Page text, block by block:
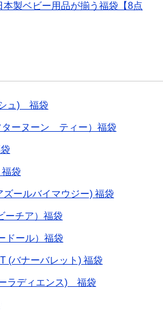
製ベビー用品が揃う福袋【8点
ュ) 福袋
ターヌーン ティー）福袋
袋
ズールバイマウジー) 福袋
ーチア）福袋
ドール）福袋
(バナーバレット) 福袋
ラディエンス) 福袋